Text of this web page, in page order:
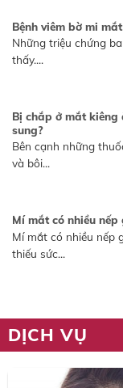
Bệnh viêm bờ mi
Những triệu chứng
thấy....
Bị chắp ở mắt kiêng
sung?
Bên cạnh những
và bôi...
Mí mắt có nhiều
Mí mắt có nhiều nếp
thiếu sức...
DỊCH VỤ